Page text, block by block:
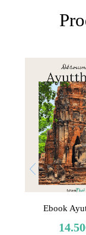
Ebook
14.50